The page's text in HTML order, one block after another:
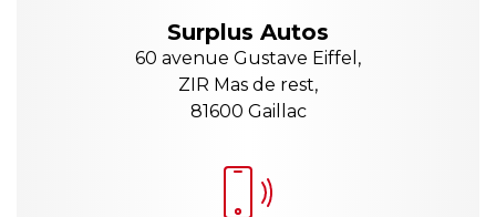
Surplus Autos
60 avenue Gustave Eiffel,
ZIR Mas de rest,
81600 Gaillac